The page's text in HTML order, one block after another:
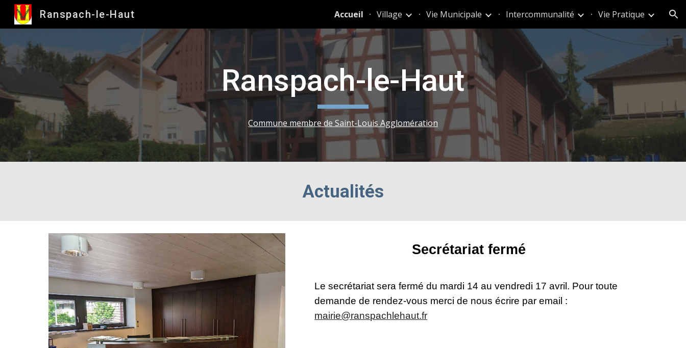
Skip to navigation
Ranspach-le-Haut Accueil Village Vie Municipale Intercommunalité Vie Pratique
Ranspach-le-Haut
Commune membre de Saint-Louis Agglomération
Actualités
Secrétariat fermé
Le secrétariat sera fermé du mardi 14 au vendredi 17 avril. Pour toute
demande de rendez-vous merci de nous écrire par email :
mairie@ranspachlehaut.fr